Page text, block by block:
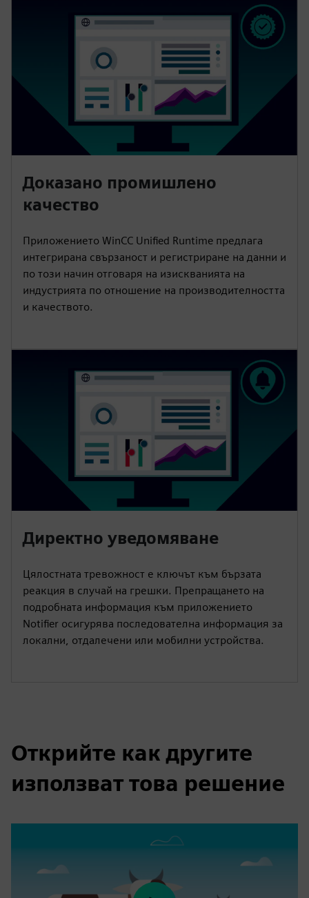
Доказано промишлено
качество
Приложението WinCC Unified Runtime предлага
интегрирана свързаност и регистриране на данни и
по този начин отговаря на изискванията на
индустрията по отношение на производителността
и качеството.
Директно уведомяване
Цялостната тревожност е ключът към бързата
реакция в случай на грешки. Препращането на
подробната информация към приложението
Notifier осигурява последователна информация за
локални, отдалечени или мобилни устройства.
Открийте как другите
използват това решение